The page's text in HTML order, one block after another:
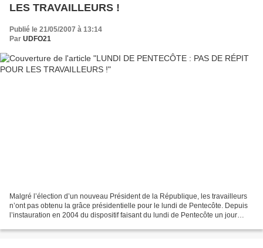
LES TRAVAILLEURS !
Publié le 21/05/2007 à 13:14
Par UDFO21
Malgré l’élection d’un nouveau Président de la République, les travailleurs
n’ont pas obtenu la grâce présidentielle pour le lundi de Pentecôte. Depuis
l’instauration en 2004 du dispositif faisant du lundi de Pentecôte un jour